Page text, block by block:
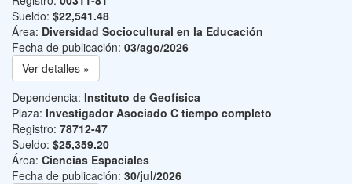
Sueldo: $22,541.48
Área: Diversidad Sociocultural en la Educación
Fecha de publicación: 03/ago/2026
Ver detalles »
Dependencia: Instituto de Geofísica
Plaza: Investigador Asociado C tiempo completo
Registro: 78712-47
Sueldo: $25,359.20
Área: Ciencias Espaciales
Fecha de publicación: 30/jul/2026